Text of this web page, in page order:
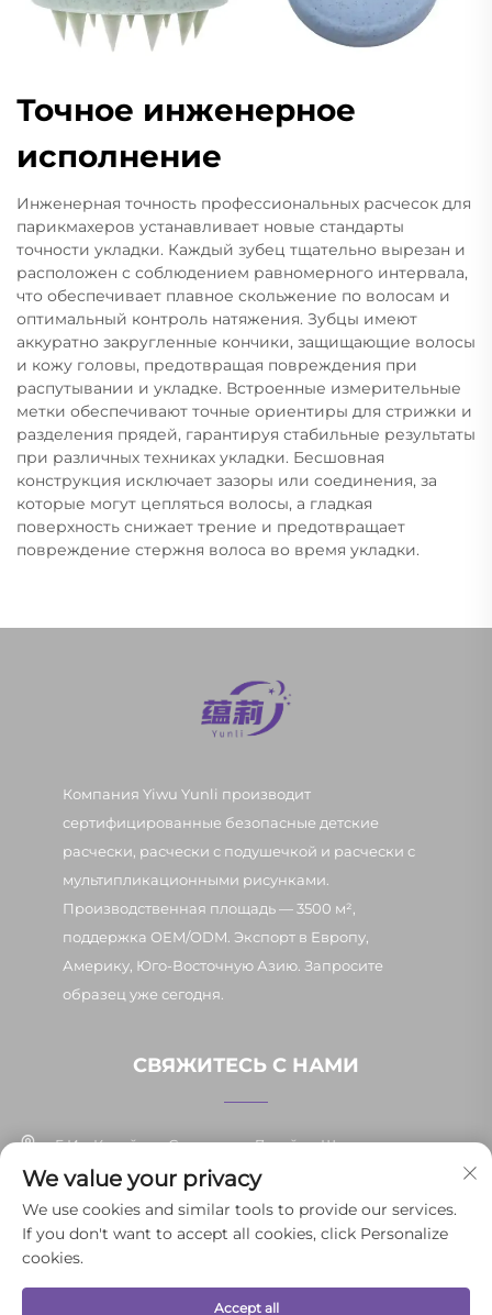
Точное инженерное
исполнение
Инженерная точность профессиональных расчесок для
парикмахеров устанавливает новые стандарты
точности укладки. Каждый зубец тщательно вырезан и
расположен с соблюдением равномерного интервала,
что обеспечивает плавное скольжение по волосам и
оптимальный контроль натяжения. Зубцы имеют
аккуратно закругленные кончики, защищающие волосы
и кожу головы, предотвращая повреждения при
распутывании и укладке. Встроенные измерительные
метки обеспечивают точные ориентиры для стрижки и
разделения прядей, гарантируя стабильные результаты
при различных техниках укладки. Бесшовная
конструкция исключает зазоры или соединения, за
которые могут цепляться волосы, а гладкая
поверхность снижает трение и предотвращает
повреждение стержня волоса во время укладки.
Компания Yiwu Yunli производит
сертифицированные безопасные детские
расчески, расчески с подушечкой и расчески с
мультипликационными рисунками.
Производственная площадь — 3500 м²,
поддержка OEM/ODM. Экспорт в Европу,
Америку, Юго-Восточную Азию. Запросите
образец уже сегодня.
СВЯЖИТЕСЬ С НАМИ
Г. Иу, Китай, ул. Синьпан, д. 7, район Шанси
+86-13037647878
[email protected]
We value your privacy
We use cookies and similar tools to provide our services.
If you don't want to accept all cookies, click Personalize
cookies.
Accept all